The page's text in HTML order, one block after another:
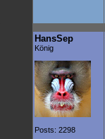
HansSep
König
Posts: 2298